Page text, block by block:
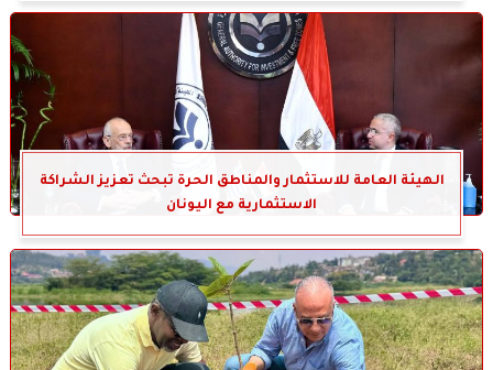
الهيئة العامة للاستثمار والمناطق الحرة تبحث تعزيز الشراكة
الاستثمارية مع اليونان